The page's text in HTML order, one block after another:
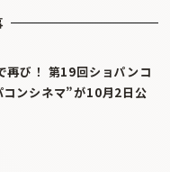
再び！ 第19回ショパンコ
ンシネマ”が10月2日公